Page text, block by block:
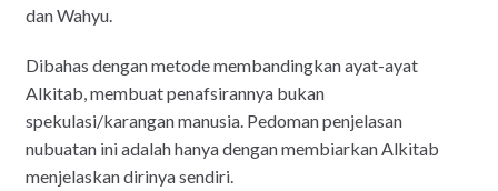
dan Wahyu.
Dibahas dengan metode membandingkan ayat-ayat
Alkitab, membuat penafsirannya bukan
spekulasi/karangan manusia. Pedoman penjelasan
nubuatan ini adalah hanya dengan membiarkan Alkitab
menjelaskan dirinya sendiri.